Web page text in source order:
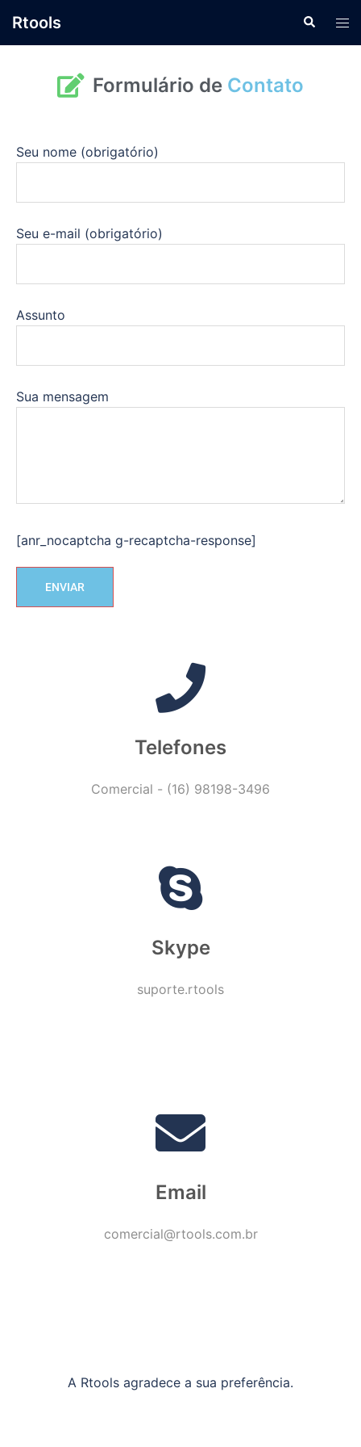
Rtools
Formulário de Contato
Seu nome (obrigatório)
Seu e-mail (obrigatório)
Assunto
Sua mensagem
[anr_nocaptcha g-recaptcha-response]
Telefones
Comercial - (16) 98198-3496
Skype
suporte.rtools
Email
comercial@rtools.com.br
A Rtools agradece a sua preferência.